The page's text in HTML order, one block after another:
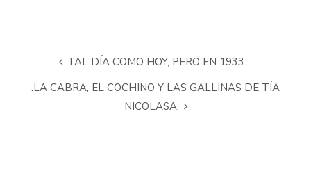
TAL DÍA COMO HOY, PERO EN 1933…
.LA CABRA, EL COCHINO Y LAS GALLINAS DE TÍA
NICOLASA.